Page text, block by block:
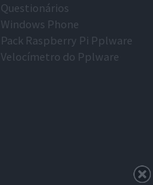
Questionários
Windows Phone
Pack Raspberry Pi Pplware
Velocímetro do Pplware